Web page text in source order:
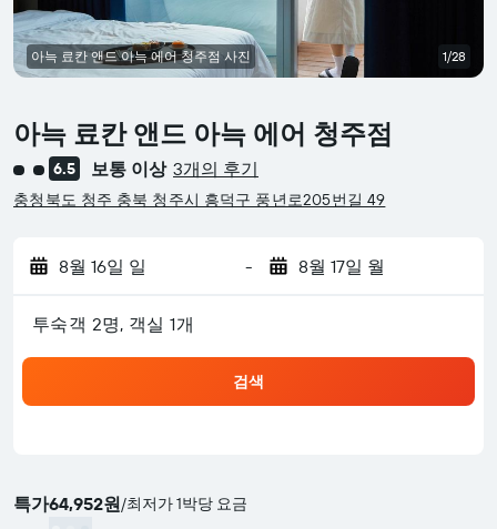
아늑 료칸 앤드 아늑 에어 청주점
2​성급6.5 보통 이상 3개의 후기
충청북도 청주 충북 청주시 흥덕구 풍년로205번길 49
8월 16일 일 - 8월 17일 월
​투숙객 2​명, ​객실 1개
검색
특가64,952원/​최저가 1박당 요금
아늑 료칸 앤드 아늑 에어 청주점 사진 1/28